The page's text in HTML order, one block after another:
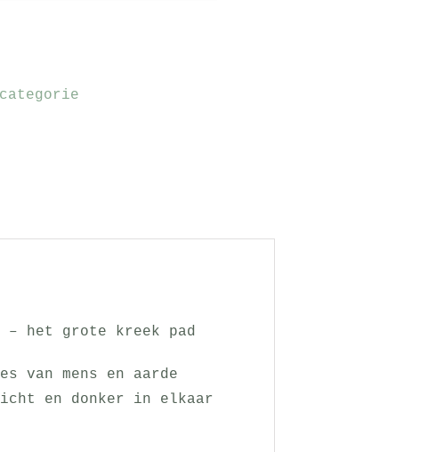
categorie
het grote kreek pad
van mens en aarde
en donker in elkaar